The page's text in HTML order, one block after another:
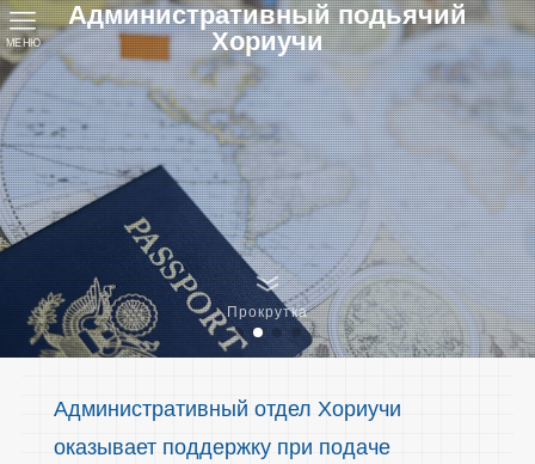
Административный подьячий
Хориучи
МЕНЮ
Прокрутка
Административный отдел Хориучи
оказывает поддержку при подаче